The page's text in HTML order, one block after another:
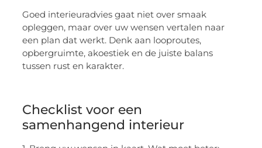
Goed interieuradvies gaat niet over smaak
opleggen, maar over uw wensen vertalen naar
een plan dat werkt. Denk aan looproutes,
opbergruimte, akoestiek en de juiste balans
tussen rust en karakter.
Checklist voor een
samenhangend interieur